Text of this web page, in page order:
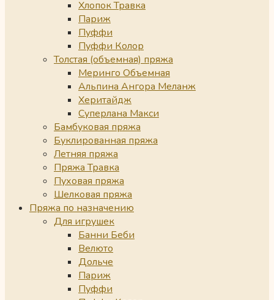
Хлопок Травка
Париж
Пуффи
Пуффи Колор
Толстая (объемная) пряжа
Меринго Объемная
Альпина Ангора Меланж
Херитайдж
Суперлана Макси
Бамбуковая пряжа
Буклированная пряжа
Летняя пряжа
Пряжа Травка
Пуховая пряжа
Шелковая пряжа
Пряжа по назначению
Для игрушек
Банни Беби
Велюто
Дольче
Париж
Пуффи